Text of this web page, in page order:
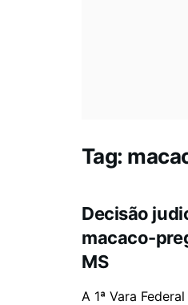
Tag:
Decisão
macaco-
MS
A 1ª Vara